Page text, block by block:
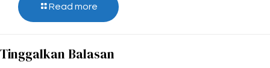
Read more
Tinggalkan Balasan